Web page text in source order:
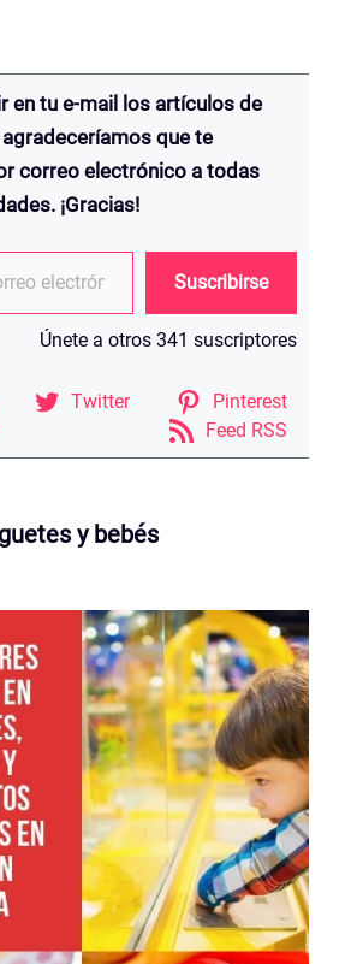
en tu e-mail los artículos de
agradeceríamos que te
correo electrónico a todas
¡Gracias!
Suscribirse
Únete a otros 341 suscriptores
Twitter
Pinterest
Feed RSS
y bebés